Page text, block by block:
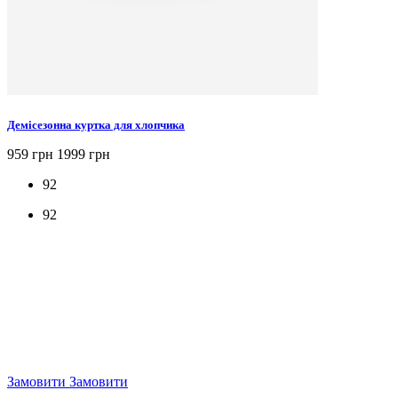
Демісезонна куртка для хлопчика
959 грн 1999 грн
92
92
Замовити Замовити